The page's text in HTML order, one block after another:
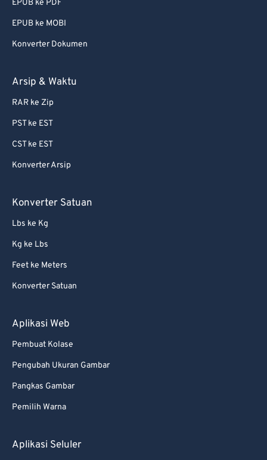
EPUB ke PDF
EPUB ke MOBI
Konverter Dokumen
Arsip & Waktu
RAR ke Zip
PST ke EST
CST ke EST
Konverter Arsip
Konverter Satuan
Lbs ke Kg
Kg ke Lbs
Feet ke Meters
Konverter Satuan
Aplikasi Web
Pembuat Kolase
Pengubah Ukuran Gambar
Pangkas Gambar
Pemilih Warna
Aplikasi Seluler